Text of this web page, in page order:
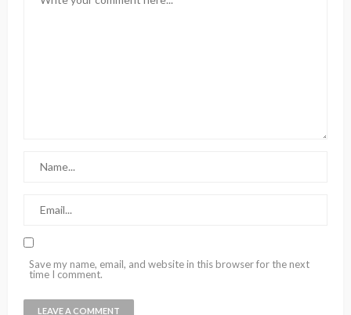
Save my name, email, and website in this browser for the next
time I comment.